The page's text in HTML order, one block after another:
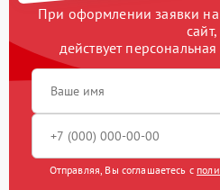
При оформлении заявки
сайт,
действует
Отправляя, Вы соглашаетесь с